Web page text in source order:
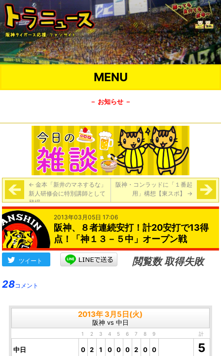
MENU
－ お知らせ －
← 金本「新井のマネするな」
新人研修会に特別講師として
登場
阪神・コンラッドに「１番起
用」構想【東スポ】 →
2013年03月05日 17:06
阪神、８者連続安打！計20安打で13得
点！「神１３－５中」オープン戦
ツイート
閲覧数 取得失敗
28コメント
2013年 3月5日(火)
阪神 vs 中日
1 2 3 4 5 6 7 8 9 計
中日 0 2 1 0 0 0 2 0 0 5